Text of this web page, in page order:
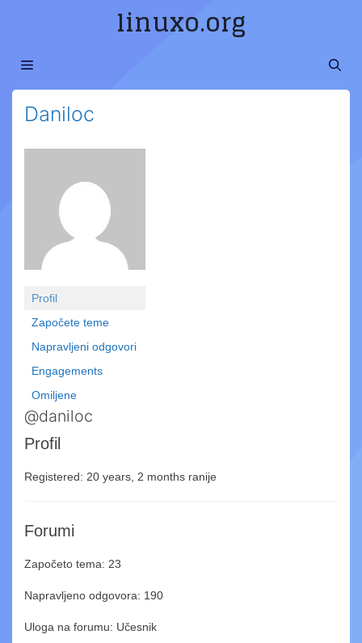
linuxo.org
MENI
Daniloc
Profil
Započete teme
Napravljeni odgovori
Engagements
Omiljene
@daniloc
Profil
Registered: 20 years, 2 months ranije
Forumi
Započeto tema: 23
Napravljeno odgovora: 190
Uloga na forumu: Učesnik